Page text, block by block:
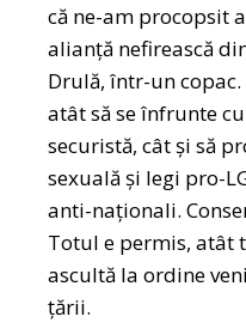
că ne-am procopsit
alianță nefirească
Drulă, într-un
atât să se înfrunte
securistă, cât și să
sexuală și legi pro-
anti-naționali.
Totul e permis, atât
ascultă la ordine
țării.